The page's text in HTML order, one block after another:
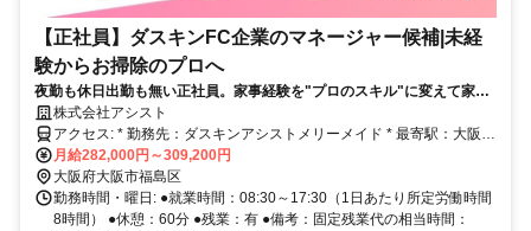
【正社員】ダスキンFC企業のマネージャー候補|未経
験からお掃除のプロへ
夜勤も休日出勤も無い正社員。家事経験を"プロのスキル"に変えて家庭
と収入を両立。保育所とも連携。
株式会社アシスト
アクセス: * 勤務先：ダスキンアシストメリーメイド * 最寄駅：大阪環
状線 野田駅 徒歩2分、Ｏｓａｋａ Ｍｅｔｒｏ千日前線 野田阪神
駅・阪神本線 野田駅 徒歩6分、 * 住所：大阪府大阪市福島区吉野
3-8-29 * 自転車通勤可！
月給282,000円～309,200円
大阪府大阪市福島区
勤務時間・曜日: ●就業時間：08:30～17:30（1日あたり所定労働時間
8時間） ●休憩：60分 ●残業：有 ●備考：固定残業代の相当時間：